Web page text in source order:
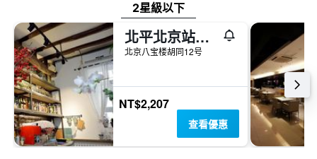
2星級以下
北平北京站青年旅舍
北京八宝楼胡同12号
NT$2,207
查看優惠